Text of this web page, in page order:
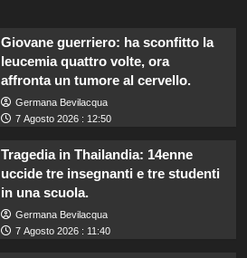
Giovane guerriero: ha sconfitto la
leucemia quattro volte, ora
affronta un tumore al cervello.
Germana Bevilacqua
7 Agosto 2026 : 12:50
Tragedia in Thailandia: 14enne
uccide tre insegnanti e tre studenti
in una scuola.
Germana Bevilacqua
7 Agosto 2026 : 11:40